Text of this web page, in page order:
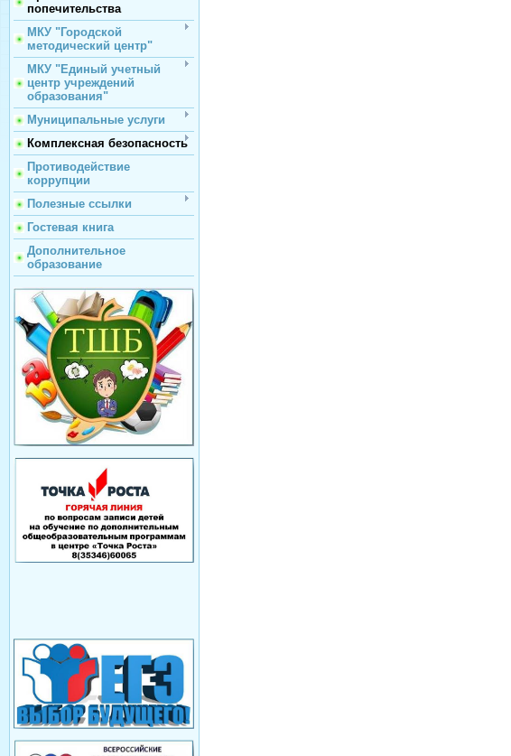
попечительства
МКУ "Городской
методический центр"
МКУ "Единый учетный
центр учреждений
образования"
Муниципальные услуги
Комплексная безопасность
Противодействие
коррупции
Полезные ссылки
Гостевая книга
Дополнительное
образование